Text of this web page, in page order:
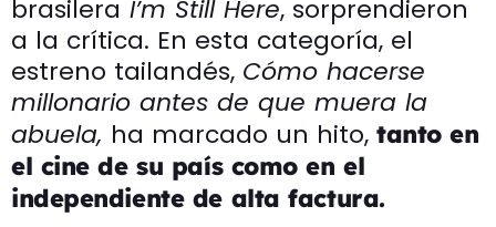
brasilera I’m Still Here, sorprendieron
a la crítica. En esta categoría, el
estreno tailandés, Cómo hacerse
millonario antes de que muera la
abuela, ha marcado un hito, tanto en
el cine de su país como en el
independiente de alta factura.